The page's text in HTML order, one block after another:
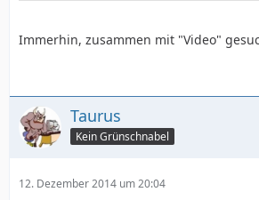
Immerhin, zusammen mit "Video"
Taurus
Kein Grünschnabel
12. Dezember 2014 um 20:04